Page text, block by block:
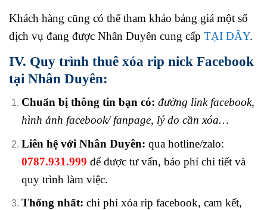
Khách hàng cũng có thể tham khảo bảng giá một số
dịch vụ đang được Nhân Duyên cung cấp TẠI ĐÂY.
IV. Quy trình thuê xóa rip nick Facebook
tại Nhân Duyên:
Chuẩn bị thông tin bạn có: đường link facebook,
hình ảnh facebook/ fanpage, lý do cần xóa…
Liên hệ với Nhân Duyên: qua hotline/zalo:
0787.931.999 để được tư vấn, báo phí chi tiết và
quy trình làm việc.
Thống nhất: chi phí xóa rip facebook, cam kết,